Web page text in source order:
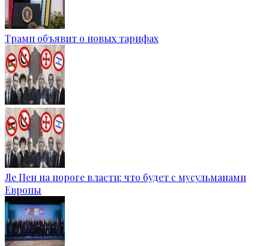
Трамп объявит о новых тарифах
Ле Пен на пороге власти: что будет с мусульманами
Европы